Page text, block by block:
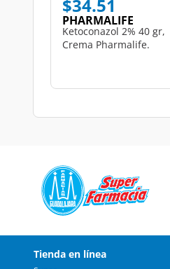
$34.51
PHARMALIFE
Ketoconazol 2% 40 gr,
Crema Pharmalife.
Tienda en línea